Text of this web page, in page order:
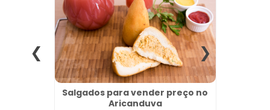
Salgados para vender preço no
Aricanduva